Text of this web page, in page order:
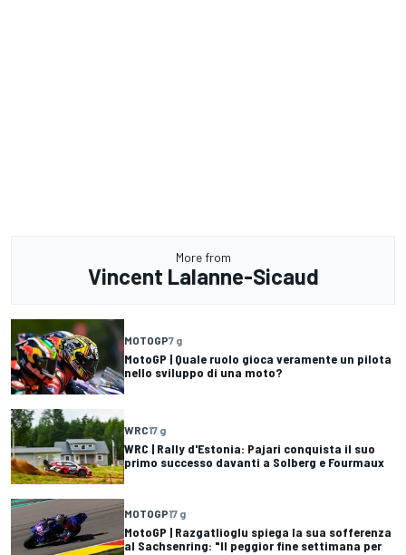
More from
Vincent Lalanne-Sicaud
MOTOGP7 g
MotoGP | Quale ruolo gioca veramente un pilota
nello sviluppo di una moto?
WRC17 g
WRC | Rally d'Estonia: Pajari conquista il suo
primo successo davanti a Solberg e Fourmaux
MOTOGP17 g
MotoGP | Razgatlioglu spiega la sua sofferenza
al Sachsenring: "Il peggior fine settimana per